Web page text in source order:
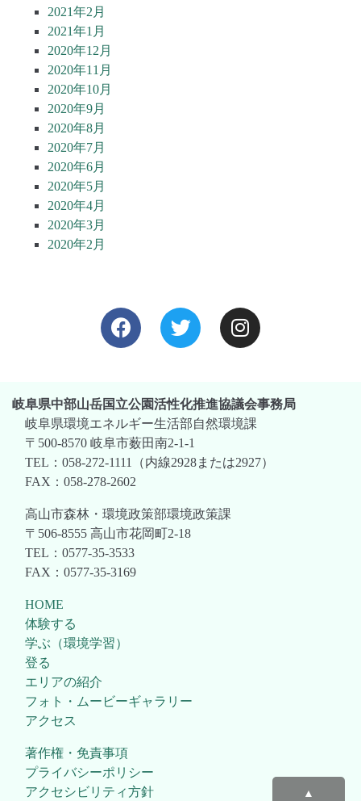
2021年2月
2021年1月
2020年12月
2020年11月
2020年10月
2020年9月
2020年8月
2020年7月
2020年6月
2020年5月
2020年4月
2020年3月
2020年2月
岐阜県中部山岳国立公園活性化推進協議会事務局
岐阜県環境エネルギー生活部自然環境課
〒500-8570 岐阜市薮田南2-1-1
TEL：058-272-1111（内線2928または2927）
FAX：058-278-2602
高山市森林・環境政策部環境政策課
〒506-8555 高山市花岡町2-18
TEL：0577-35-3533
FAX：0577-35-3169
HOME
体験する
学ぶ（環境学習）
登る
エリアの紹介
フォト・ムービーギャラリー
アクセス
著作権・免責事項
プライバシーポリシー
アクセシビリティ方針
▲